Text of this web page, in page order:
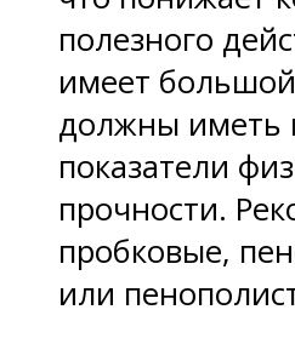
полезного
имеет
должны
показатели
прочности.
пробковые,
или